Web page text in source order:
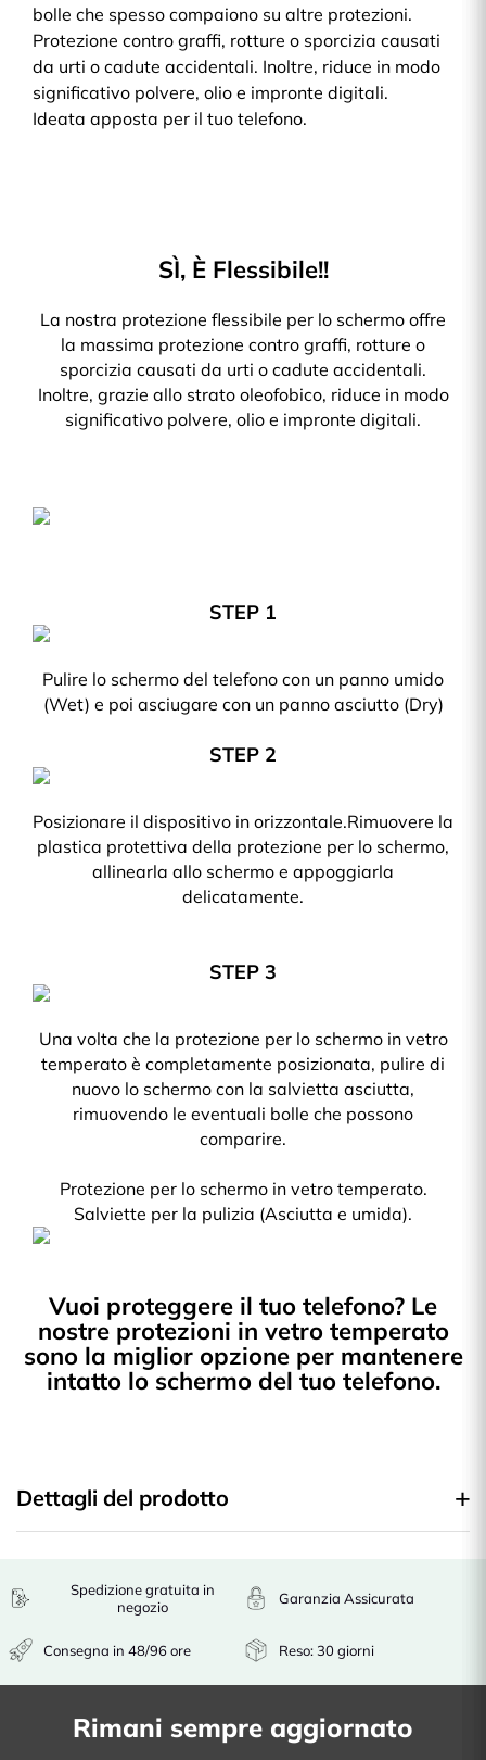
bolle che spesso compaiono su altre protezioni.
Protezione contro graffi, rotture o sporcizia causati
da urti o cadute accidentali. Inoltre, riduce in modo
significativo polvere, olio e impronte digitali.
Ideata apposta per il tuo telefono.
SÌ, È Flessibile!!
La nostra protezione flessibile per lo schermo offre
la massima protezione contro graffi, rotture o
sporcizia causati da urti o cadute accidentali.
Inoltre, grazie allo strato oleofobico, riduce in modo
significativo polvere, olio e impronte digitali.
STEP 1
Pulire lo schermo del telefono con un panno umido
(Wet) e poi asciugare con un panno asciutto (Dry)
STEP 2
Posizionare il dispositivo in orizzontale.Rimuovere la
plastica protettiva della protezione per lo schermo,
allinearla allo schermo e appoggiarla
delicatamente.
STEP 3
Una volta che la protezione per lo schermo in vetro
temperato è completamente posizionata, pulire di
nuovo lo schermo con la salvietta asciutta,
rimuovendo le eventuali bolle che possono
comparire.
Protezione per lo schermo in vetro temperato.
Salviette per la pulizia (Asciutta e umida).
Vuoi proteggere il tuo telefono? Le
nostre protezioni in vetro temperato
sono la miglior opzione per mantenere
intatto lo schermo del tuo telefono.
Dettagli del prodotto
Spedizione gratuita in
negozio
Consegna in 48/96 ore
Garanzia Assicurata
Reso: 30 giorni
Rimani sempre aggiornato